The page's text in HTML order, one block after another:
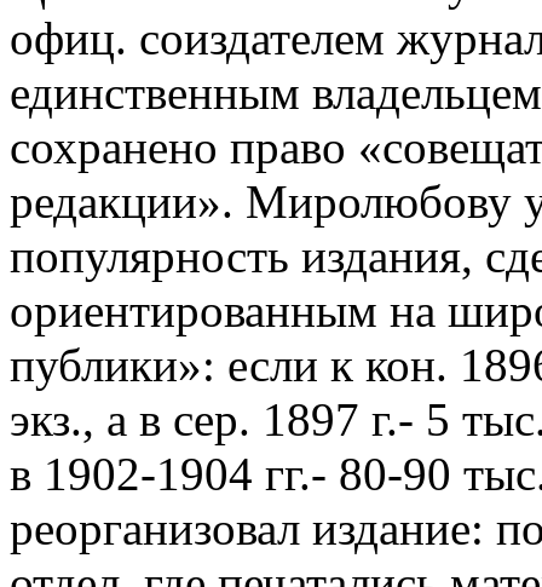
офиц. соиздателем
единственным
сохранено право
редакции». Миролюбову
популярность издания,
ориентированным на
публики»: если к кон.
экз., а в сер. 1897 г.- 5
в 1902-1904 гг.- 80-90
реорганизовал издание: